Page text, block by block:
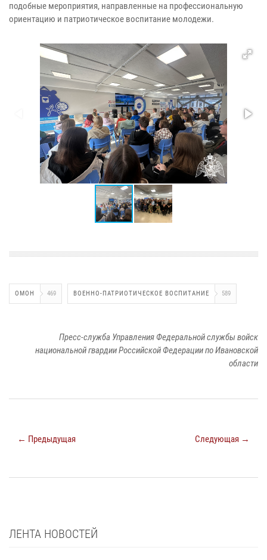
подобные мероприятия, направленные на профессиональную
ориентацию и патриотическое воспитание молодежи.
ОМОН 469 ВОЕННО-ПАТРИОТИЧЕСКОЕ ВОСПИТАНИЕ 589
Пресс-служба Управления Федеральной службы войск
национальной гвардии Российской Федерации по Ивановской
области
← Предыдущая Следующая →
ЛЕНТА НОВОСТЕЙ